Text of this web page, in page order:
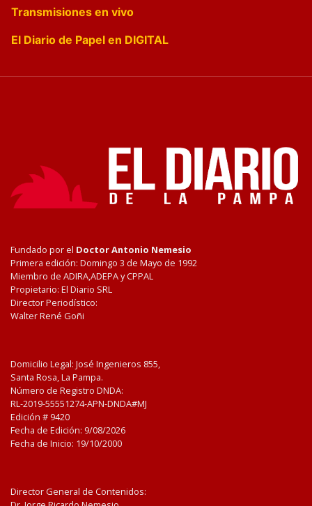
Transmisiones en vivo
El Diario de Papel en DIGITAL
Fundado por el Doctor Antonio Nemesio
Primera edición: Domingo 3 de Mayo de 1992
Miembro de ADIRA,ADEPA y CPPAL
Propietario: El Diario SRL
Director Periodístico:
Walter René Goñi
Domicilio Legal: José Ingenieros 855,
Santa Rosa, La Pampa.
Número de Registro DNDA:
RL-2019-55551274-APN-DNDA#MJ
Edición # 9420
Fecha de Edición: 9/08/2026
Fecha de Inicio: 19/10/2000
Director General de Contenidos: